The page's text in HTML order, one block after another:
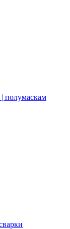
полумаскам